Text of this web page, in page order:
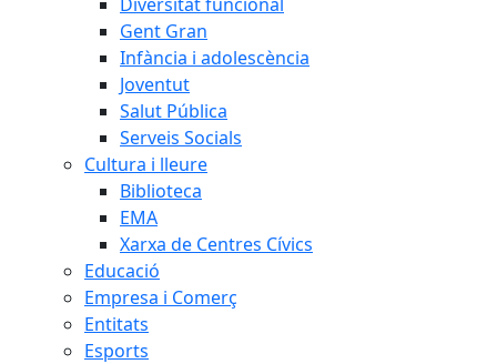
Gent Gran
Infància i adolescència
Joventut
Salut Pública
Serveis Socials
Cultura i lleure
Biblioteca
EMA
Xarxa de Centres Cívics
Educació
Empresa i Comerç
Entitats
Esports